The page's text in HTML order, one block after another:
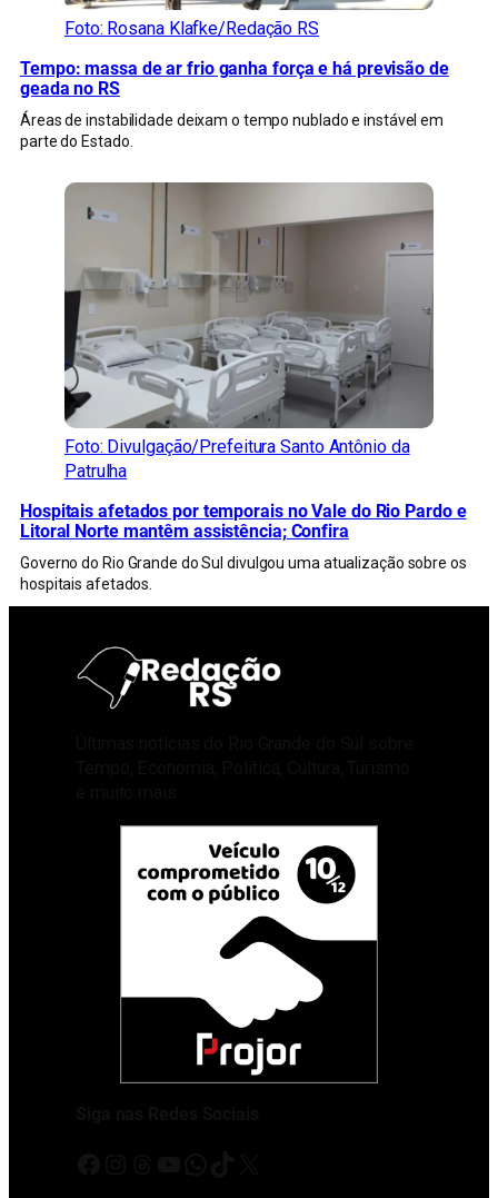
Foto: Rosana Klafke/Redação RS
Tempo: massa de ar frio ganha força e há previsão de
geada no RS
Áreas de instabilidade deixam o tempo nublado e instável em
parte do Estado.
Foto: Divulgação/Prefeitura Santo Antônio da
Patrulha
Hospitais afetados por temporais no Vale do Rio Pardo e
Litoral Norte mantêm assistência; Confira
Governo do Rio Grande do Sul divulgou uma atualização sobre os
hospitais afetados.